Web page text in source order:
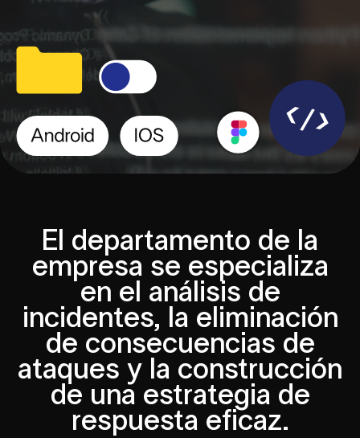
El departamento de la
empresa se especializa
en el análisis de
incidentes, la eliminación
de consecuencias de
ataques y la construcción
de una estrategia de
respuesta eficaz.